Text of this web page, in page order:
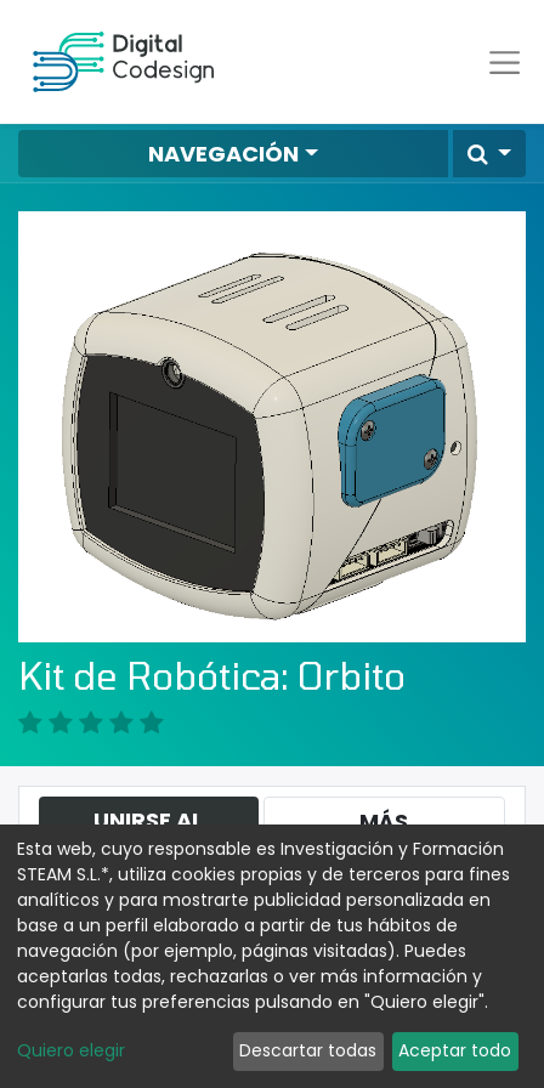
NAVEGACIÓN
Kit de Robótica: Orbito
UNIRSE AL
CURSO
MÁS
INFORMACIÓN
Curso Reseñas
Esta web, cuyo responsable es Investigación y Formación
STEAM S.L.*, utiliza cookies propias y de terceros para fines
analíticos y para mostrarte publicidad personalizada en
base a un perfil elaborado a partir de tus hábitos de
navegación (por ejemplo, páginas visitadas). Puedes
aceptarlas todas, rechazarlas o ver más información y
configurar tus preferencias pulsando en "Quiero elegir".
Quiero elegir Descartar todas Aceptar todo